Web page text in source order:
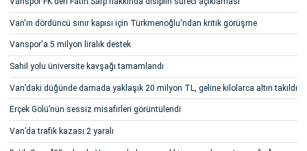
Van'ın dördüncü sınır kapısı için Türkmenoğlu'ndan kritik görüşme
Vanspor'a 5 milyon liralık destek
Sahil yolu üniversite kavşağı tamamlandı
Van’daki düğünde damada yaklaşık 20 milyon TL, geline kilolarca altın takıldı
Erçek Gölü’nün sessiz misafirleri görüntülendi
Van’da trafik kazası:2 yaralı